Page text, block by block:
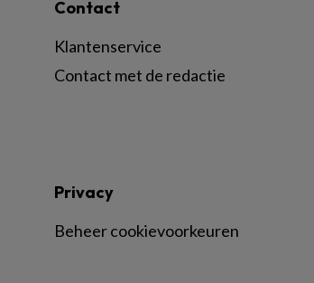
Contact
Klantenservice
Contact met de redactie
Privacy
Beheer cookievoorkeuren